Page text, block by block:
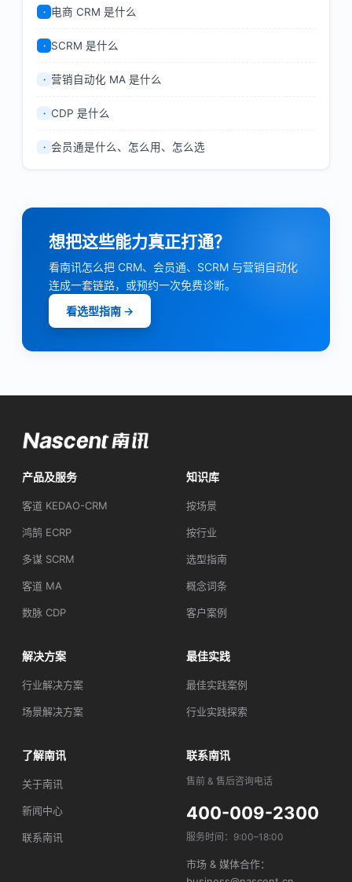
· 电商 CRM 是什么
· SCRM 是什么
· 营销自动化 MA 是什么
· CDP 是什么
· 会员通是什么、怎么用、怎么选
想把这些能力真正打通？
看南讯怎么把 CRM、会员通、SCRM 与营销自动化
连成一套链路，或预约一次免费诊断。
看选型指南 →
产品及服务
客道 KEDAO-CRM
鸿鹄 ECRP
多谋 SCRM
客道 MA
数脉 CDP
知识库
按场景
按行业
选型指南
概念词条
客户案例
解决方案
行业解决方案
场景解决方案
最佳实践
最佳实践案例
行业实践探索
了解南讯
关于南讯
新闻中心
联系南讯
联系南讯
售前 & 售后咨询电话
400-009-2300
服务时间：9:00–18:00
市场 & 媒体合作：